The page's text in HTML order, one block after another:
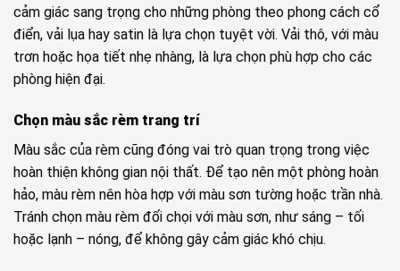
cảm giác sang trọng cho những phòng theo phong cách cổ
điển, vải lụa hay satin là lựa chọn tuyệt vời. Vải thô, với màu
trơn hoặc họa tiết nhẹ nhàng, là lựa chọn phù hợp cho các
phòng hiện đại.
Chọn màu sắc rèm trang trí
Màu sắc của rèm cũng đóng vai trò quan trọng trong việc
hoàn thiện không gian nội thất. Để tạo nên một phòng hoàn
hảo, màu rèm nên hòa hợp với màu sơn tường hoặc trần nhà.
Tránh chọn màu rèm đối chọi với màu sơn, như sáng – tối
hoặc lạnh – nóng, để không gây cảm giác khó chịu.